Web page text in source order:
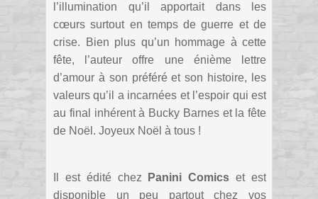
l’illumination qu’il apportait dans les
cœurs surtout en temps de guerre et de
crise. Bien plus qu’un hommage à cette
fête, l’auteur offre une énième lettre
d’amour à son préféré et son histoire, les
valeurs qu’il a incarnées et l’espoir qui est
au final inhérent à Bucky Barnes et la fête
de Noël. Joyeux Noël à tous !
Il est édité chez Panini Comics et est
disponible un peu partout chez vos